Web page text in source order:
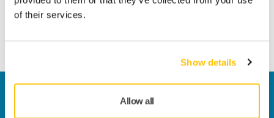
of their services.
Show details
Allow all
Polissage haut brillant des surfaces en bois